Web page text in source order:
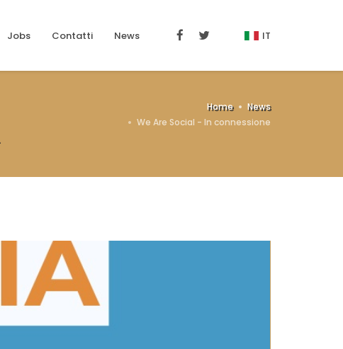
Jobs Contatti News IT
Home
News
We Are Social - In connessione